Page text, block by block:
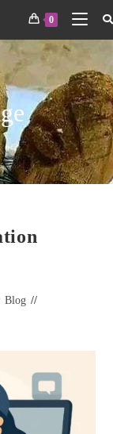
0
Blog